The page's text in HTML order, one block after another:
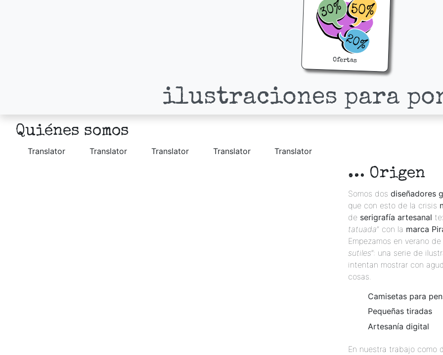
Ofertas
ilustraciones para
Quiénes somos
Translator Translator Translator Translator Translator
… Origen
Somos dos diseñadores
que con esto de la crisis
de serigrafía artesanal
tatuada” con la marca
Empezamos en verano
sutiles”: una serie de
intentan mostrar con
cosas.
Camisetas para
Pequeñas tiradas
Artesanía digital
En nuestra trabajo como